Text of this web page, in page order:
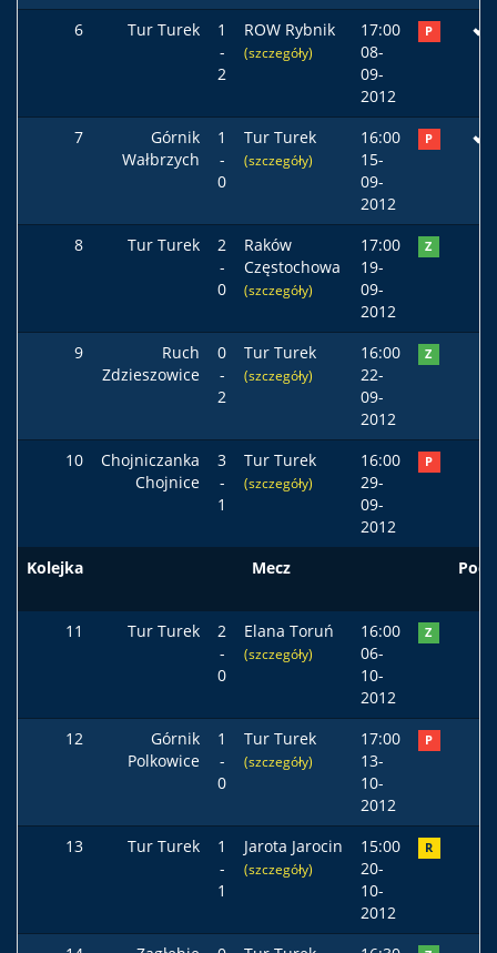
6 Tur Turek
1
-
2
ROW Rybnik
(szczegóły)
17:00
08-
09-
2012
P
7
Górnik
Wałbrzych
1
-
0
Tur Turek
(szczegóły)
16:00
15-
09-
2012
P
8 Tur Turek
2
-
0
Raków
Częstochowa
(szczegóły)
17:00
19-
09-
2012
Z
9
Ruch
Zdzieszowice
0
-
2
Tur Turek
(szczegóły)
16:00
22-
09-
2012
Z
10
Chojniczanka
Chojnice
3
-
1
Tur Turek
(szczegóły)
16:00
29-
09-
2012
P
Kolejka Mecz
11 Tur Turek
2
-
0
Elana Toruń
(szczegóły)
16:00
06-
10-
2012
Z
12
Górnik
Polkowice
1
-
0
Tur Turek
(szczegóły)
17:00
13-
10-
2012
P
13 Tur Turek
1
-
1
Jarota Jarocin
(szczegóły)
15:00
20-
10-
2012
R